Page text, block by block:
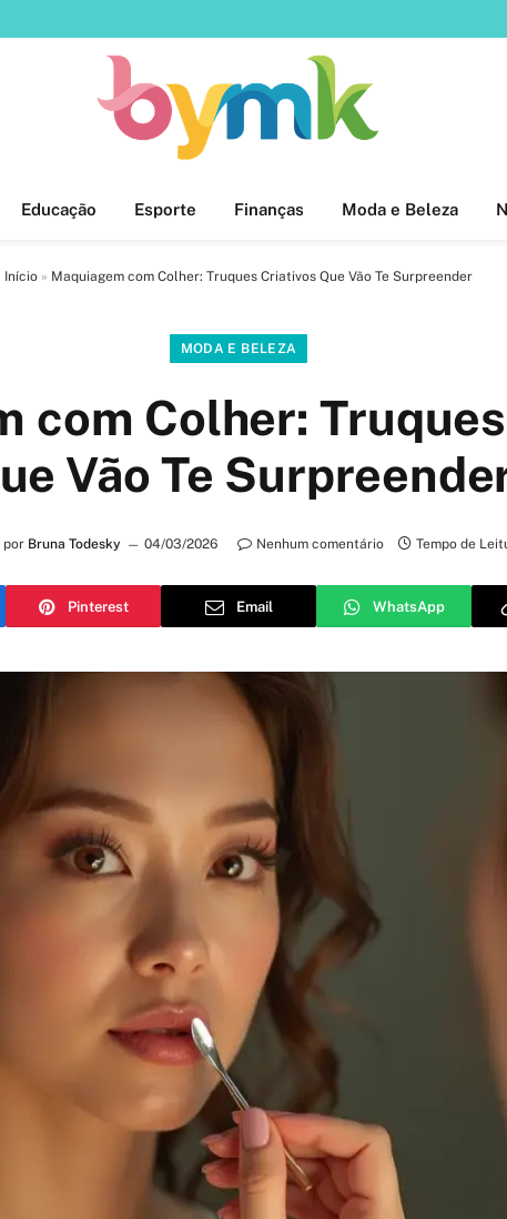
Educação Esporte Finanças Moda e Beleza
Início » Maquiagem com Colher: Truques Criativos Que Vão Te Surpreender
MODA E BELEZA
com Colher:
Vão Te
por Bruna Todesky 04/03/2026 Nenhum comentário Tempo de
Pinterest Email WhatsApp